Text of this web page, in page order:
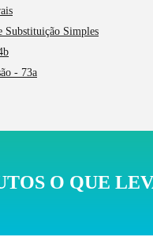
Substituição Simples
- 73a
O QUE